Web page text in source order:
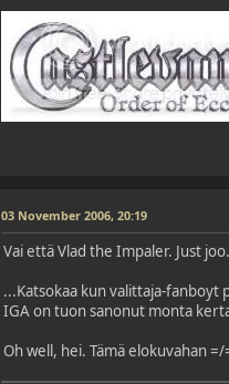
03 November 2006, 20:19
Vai että Vlad the Impaler. Just
...Katsokaa kun valittaja-fanboyt
IGA on tuon sanonut monta
Oh well, hei. Tämä elokuvahan